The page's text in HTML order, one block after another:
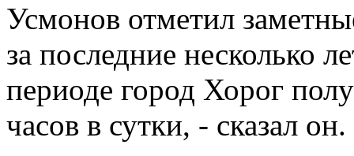
Усмонов отметил
за последние несколько
периоде город Хорог
часов в сутки, - сказал